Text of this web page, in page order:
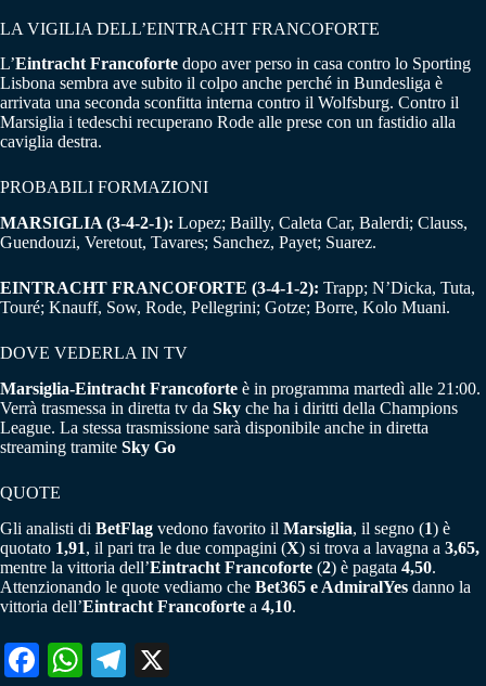
LA VIGILIA DELL’EINTRACHT FRANCOFORTE
L’Eintracht Francoforte dopo aver perso in casa contro lo Sporting
Lisbona sembra ave subito il colpo anche perché in Bundesliga è
arrivata una seconda sconfitta interna contro il Wolfsburg. Contro il
Marsiglia i tedeschi recuperano Rode alle prese con un fastidio alla
caviglia destra.
PROBABILI FORMAZIONI
MARSIGLIA (3-4-2-1): Lopez; Bailly, Caleta Car, Balerdi; Clauss,
Guendouzi, Veretout, Tavares; Sanchez, Payet; Suarez.
EINTRACHT FRANCOFORTE (3-4-1-2): Trapp; N’Dicka, Tuta,
Touré; Knauff, Sow, Rode, Pellegrini; Gotze; Borre, Kolo Muani.
DOVE VEDERLA IN TV
Marsiglia-Eintracht Francoforte è in programma martedì alle 21:00.
Verrà trasmessa in diretta tv da Sky che ha i diritti della Champions
League. La stessa trasmissione sarà disponibile anche in diretta
streaming tramite Sky Go
QUOTE
Gli analisti di BetFlag vedono favorito il Marsiglia, il segno (1) è
quotato 1,91, il pari tra le due compagini (X) si trova a lavagna a 3,65,
mentre la vittoria dell’Eintracht Francoforte (2) è pagata 4,50.
Attenzionando le quote vediamo che Bet365 e AdmiralYes danno la
vittoria dell’Eintracht Francoforte a 4,10.
Fa W
Te